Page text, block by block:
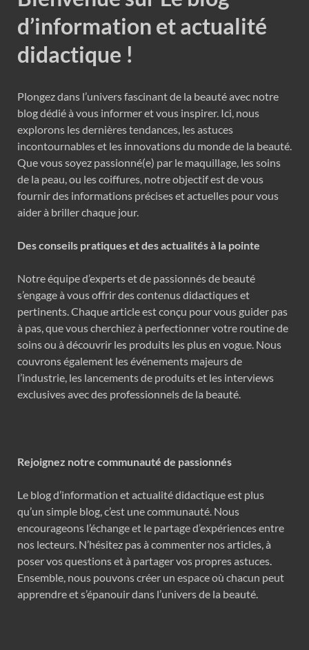
d’information et actualité
didactique !
Plongez dans l’univers fascinant de la beauté avec notre
blog dédié à vous informer et vous inspirer. Ici, nous
explorons les dernières tendances, les astuces
incontournables et les innovations du monde de la beauté.
Que vous soyez passionné(e) par le maquillage, les soins
de la peau, ou les coiffures, notre objectif est de vous
fournir des informations précises et actuelles pour vous
aider à briller chaque jour.
Des conseils pratiques et des actualités à la pointe
Notre équipe d’experts et de passionnés de beauté
s’engage à vous offrir des contenus didactiques et
pertinents. Chaque article est conçu pour vous guider pas
à pas, que vous cherchiez à perfectionner votre routine de
soins ou à découvrir les produits les plus en vogue. Nous
couvrons également les événements majeurs de
l’industrie, les lancements de produits et les interviews
exclusives avec des professionnels de la beauté.
Rejoignez notre communauté de passionnés
Le blog d’information et actualité didactique est plus
qu’un simple blog, c’est une communauté. Nous
encourageons l’échange et le partage d’expériences entre
nos lecteurs. N’hésitez pas à commenter nos articles, à
poser vos questions et à partager vos propres astuces.
Ensemble, nous pouvons créer un espace où chacun peut
apprendre et s’épanouir dans l’univers de la beauté.